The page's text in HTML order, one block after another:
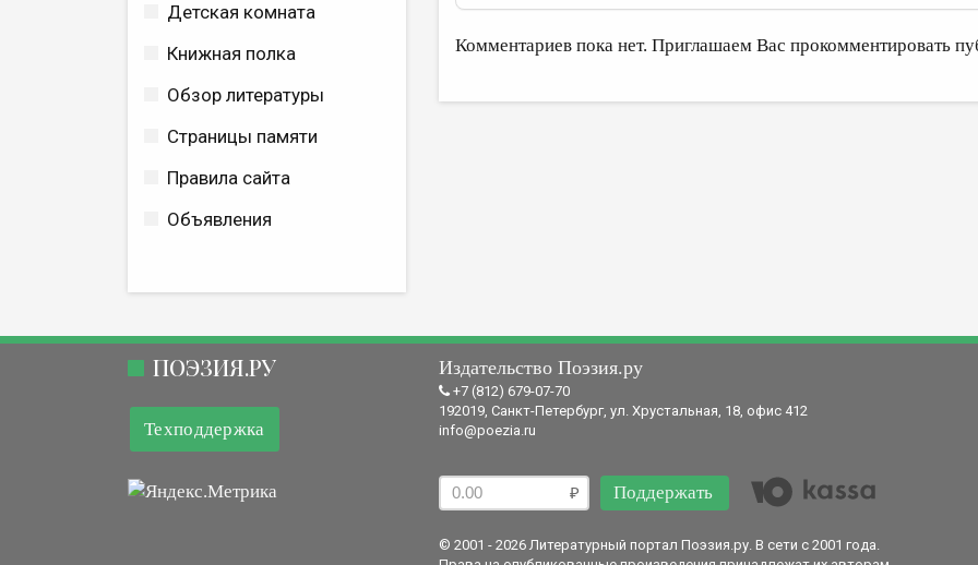
Детская комната
Книжная полка
Обзор литературы
Страницы памяти
Правила сайта
Объявления
Комментариев пока нет. Приглашаем Вас прокомментировать
ПОЭЗИЯ.РУ
Техподдержка
Издательство Поэзия.ру
+7 (812) 679-07-70
192019, Санкт-Петербург, ул. Хрустальная, 18, офис 412
info@poezia.ru
Поддержать
© 2001 - 2026 Литературный портал Поэзия.ру. В сети с 2001 года.